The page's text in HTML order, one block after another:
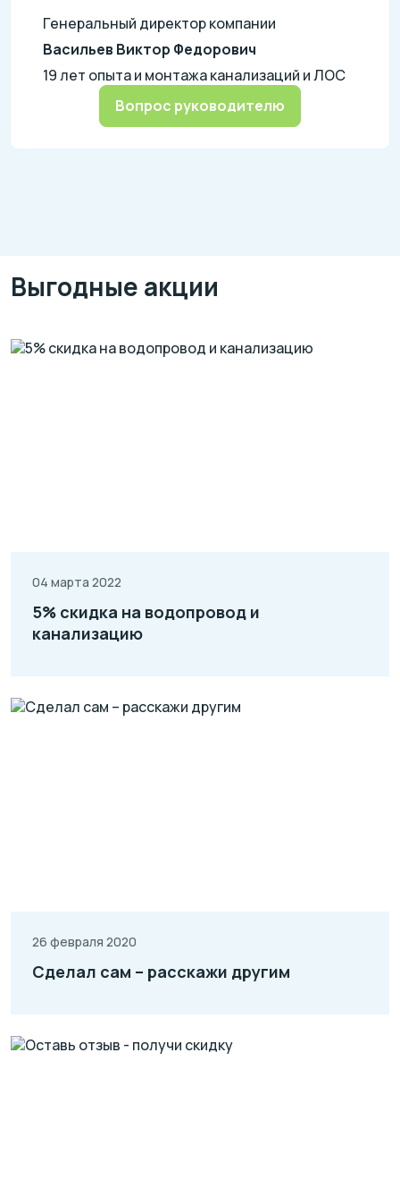
Генеральный директор компании
Васильев Виктор Федорович
19 лет опыта и монтажа канализаций и ЛОС
Вопрос руководителю
Выгодные акции
04 марта 2022
5% скидка на водопровод и
канализацию
26 февраля 2020
Сделал сам – расскажи другим